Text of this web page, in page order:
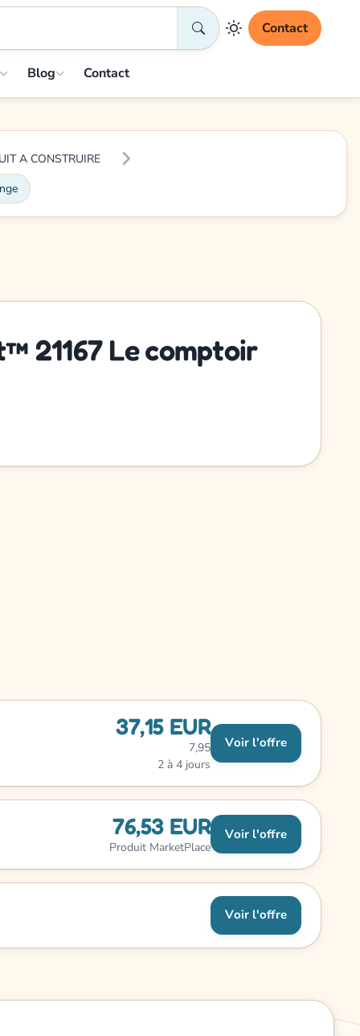
Contact
Blog Contact
A CONSTRUIRE
21167 Le comptoir
37,15 EUR
7,95
2 à 4 jours
Voir l'offre
76,53 EUR
Produit MarketPlace
Voir l'offre
Voir l'offre